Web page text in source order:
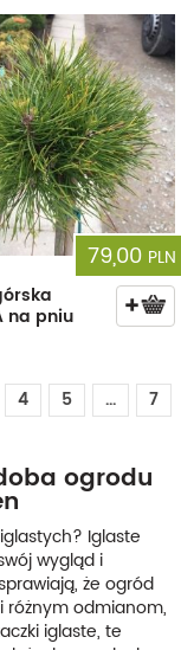
79,00 PLN
na pniu
4 5 ... 7
ogrodu
Iglaste
wygląd i
że ogród
różnym odmianom,
iglaste, te